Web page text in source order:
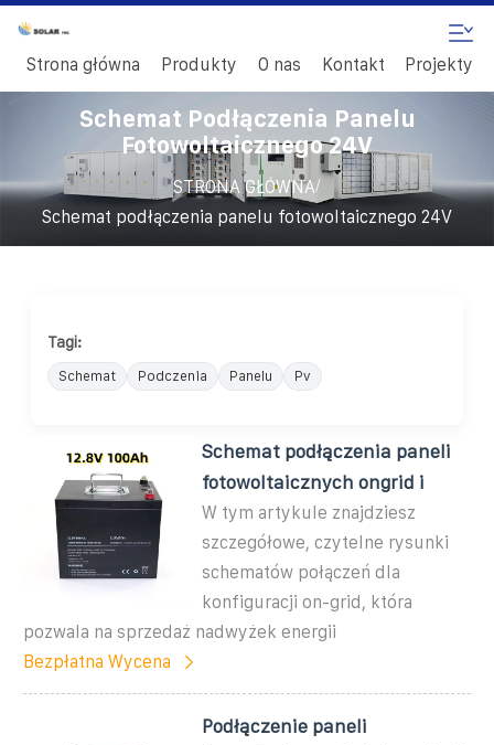
Strona główna Produkty O nas Kontakt Projekty
Schemat Podłączenia Panelu
Fotowoltaicznego 24V
STRONA GŁÓWNA/
Schemat podłączenia panelu fotowoltaicznego 24V
Tagi:
Schemat Podczenia Panelu Pv
Schemat podłączenia paneli
fotowoltaicznych ongrid i
W tym artykule znajdziesz
szczegółowe, czytelne rysunki
schematów połączeń dla
konfiguracji on-grid, która
pozwala na sprzedaż nadwyżek energii
Bezpłatna Wycena
Podłączenie paneli